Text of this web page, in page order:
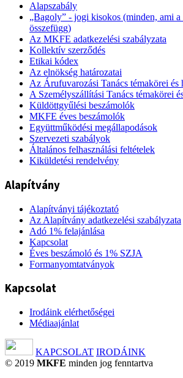
Alapszabály
„Bagoly” - jogi kisokos (minden, ami a
összefügg)
Az MKFE adatkezelési szabályzata
Kollektív szerződés
Etikai kódex
Az elnökség határozatai
Az Árufuvarozási Tanács témakörei és
A Személyszállítási Tanács témakörei
Küldöttgyűlési beszámolók
MKFE éves beszámolók
Együttműködési megállapodások
Szervezeti szabályok
Általános felhasználási feltételek
Kiküldetési rendelvény
Alapítvány
Alapítványi tájékoztató
Az Alapítvány adatkezelési szabályzata
Adó 1% felajánlása
Kapcsolat
Éves beszámoló és 1% SZJA
Formanyomtatványok
Kapcsolat
Irodáink elérhetőségei
Médiaajánlat
KAPCSOLAT IRODÁINK
© 2019 MKFE minden jog fenntartva